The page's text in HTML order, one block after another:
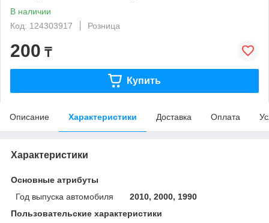
В наличии
Код: 124303917
Розница
200 ₸
Купить
Описание Характеристики Доставка Оплата
Характеристики
Основные атрибуты
Год выпуска автомобиля
2010, 2000, 1990
Пользовательские характеристики